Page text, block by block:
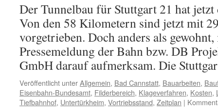
Der Tunnelbau für Stuttgart 21 hat
Von den 58 Kilometern sind jetzt mit
vorgetrieben. Doch anders als
Pressemeldung der Bahn bzw. DB
GmbH darauf aufmerksam. Die
Veröffentlicht unterAllgemein, Bad Cannstatt, Bauarbeiten,
Eisenbahn-Bundesamt, Filderbereich, Klageverfahren, Kosten,
Tiefbahnhof, Untertürkheim, Vortriebsstand, Zeitplan |